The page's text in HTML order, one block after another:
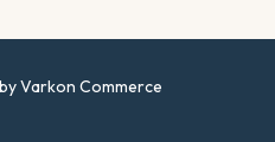
Varkon Commerce